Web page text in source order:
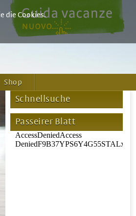
Shop
Schnellsuche
Passeirer Blatt
die Cookies.